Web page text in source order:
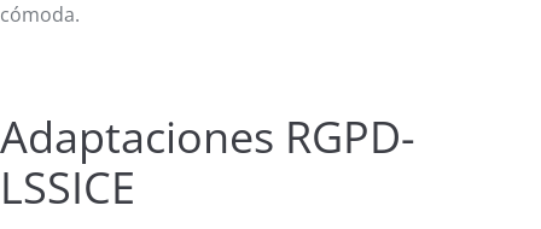
cómoda.
Adaptaciones RGPD-
LSSICE